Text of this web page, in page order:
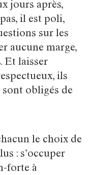
jours après,
il est poli,
sur les
aucune marge,
Et laisser
ils
sont obligés de
le choix de
: s’occuper
forte à